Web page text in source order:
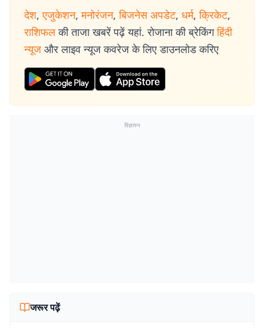
देश, एजुकेशन, मनोरंजन, बिजनेस अपडेट, धर्म, क्रिकेट,
राशिफल की ताजा खबरें पढ़ें यहां. रोजाना की ब्रेकिंग हिंदी
न्यूज और लाइव न्यूज कवरेज के लिए डाउनलोड करिए
विज्ञापन
जरूर पढ़ें